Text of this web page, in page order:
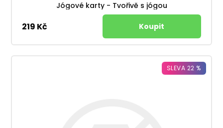
Jógové karty - Tvořivě s jógou
219 Kč
SLEVA 22 %